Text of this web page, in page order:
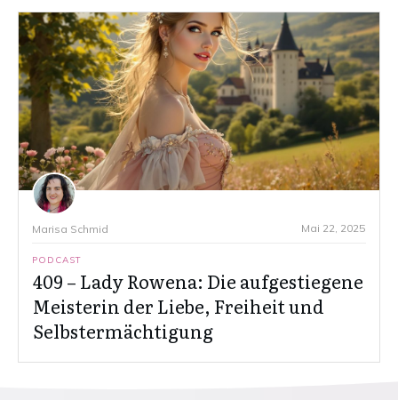
Marisa Schmid Mai 22, 2025
PODCAST
409 – Lady Rowena: Die aufgestiegene
Meisterin der Liebe, Freiheit und
Selbstermächtigung